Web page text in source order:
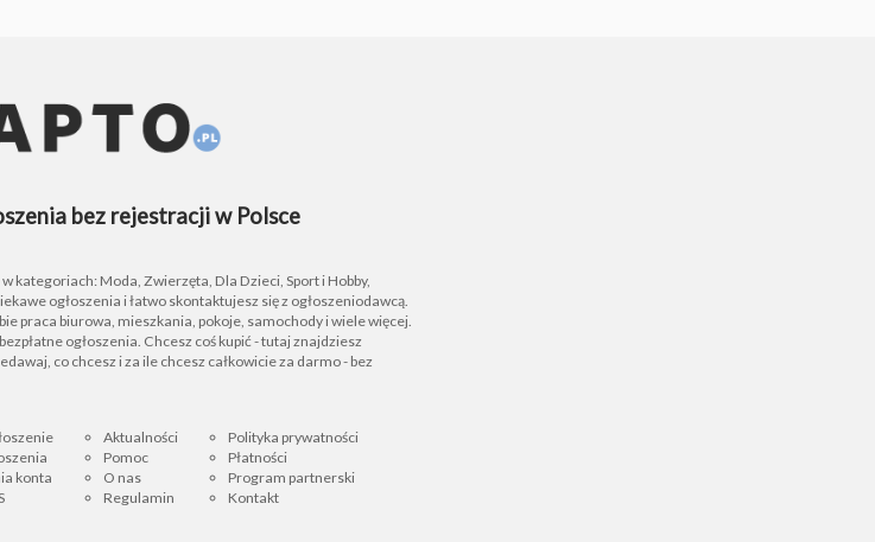
bez rejestracji w Polsce
kategoriach: Moda, Zwierzęta, Dla Dzieci, Sport i Hobby,
ogłoszenia i łatwo skontaktujesz się z ogłoszeniodawcą.
praca biurowa, mieszkania, pokoje, samochody i wiele więcej.
ogłoszenia. Chcesz coś kupić - tutaj znajdziesz
co chcesz i za ile chcesz całkowicie za darmo - bez
konta
Aktualności
Pomoc
O nas
Regulamin
Polityka prywatności
Płatności
Program partnerski
Kontakt